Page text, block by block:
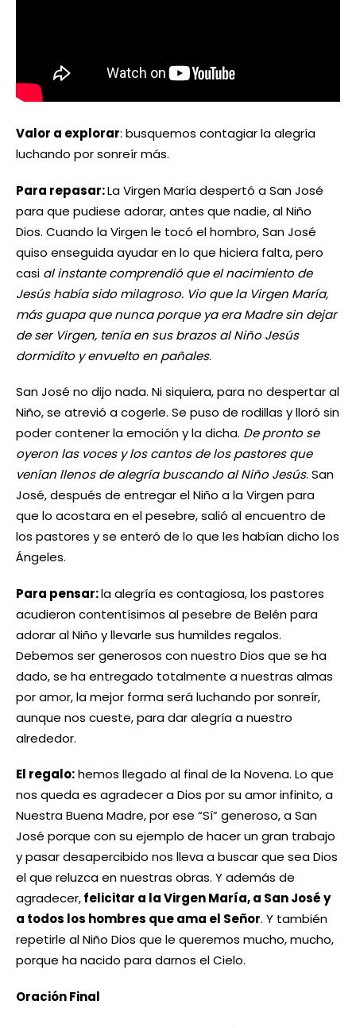
Valor a explorar: busquemos contagiar la alegría
luchando por sonreír más.
Para repasar:La Virgen María despertó a San José
para que pudiese adorar, antes que nadie, al Niño
Dios. Cuando la Virgen le tocó el hombro, San José
quiso enseguida ayudar en lo que hiciera falta, pero
casi al instante comprendió que el nacimiento de
Jesús había sido milagroso. Vio que la Virgen María,
más guapa que nunca porque ya era Madre sin dejar
de ser Virgen, tenía en sus brazos al Niño Jesús
dormidito y envuelto en pañales.
San José no dijo nada. Ni siquiera, para no despertar al
Niño, se atrevió a cogerle. Se puso de rodillas y lloró sin
poder contener la emoción y la dicha. De pronto se
oyeron las voces y los cantos de los pastores que
venían llenos de alegría buscando al Niño Jesús. San
José, después de entregar el Niño a la Virgen para
que lo acostara en el pesebre, salió al encuentro de
los pastores y se enteró de lo que les habían dicho los
Ángeles.
Para pensar:la alegría es contagiosa, los pastores
acudieron contentísimos al pesebre de Belén para
adorar al Niño y llevarle sus humildes regalos.
Debemos ser generosos con nuestro Dios que se ha
dado, se ha entregado totalmente a nuestras almas
por amor, la mejor forma será luchando por sonreír,
aunque nos cueste, para dar alegría a nuestro
alrededor.
El regalo:hemos llegado al final de la Novena. Lo que
nos queda es agradecer a Dios por su amor infinito, a
Nuestra Buena Madre, por ese “Sí” generoso, a San
José porque con su ejemplo de hacer un gran trabajo
y pasar desapercibido nos lleva a buscar que sea Dios
el que reluzca en nuestras obras. Y además de
agradecer,felicitar a la Virgen María, a San José y
a todos los hombres que ama el Señor. Y también
repetirle al Niño Dios que le queremos mucho, mucho,
porque ha nacido para darnos el Cielo.
Oración Final